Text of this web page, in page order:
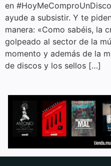
en
ayude a subsistir. Y te
manera: «Como sabéis, la
golpeado al sector de la
momento y además de la
de discos y los sellos […]